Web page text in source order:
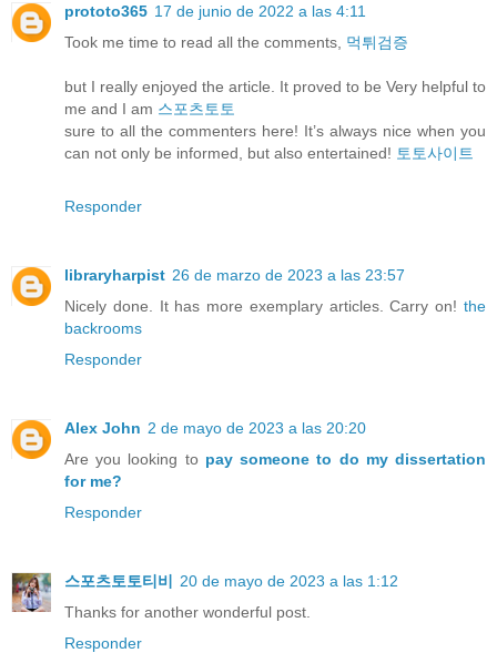
prototo365 17 de junio de 2022 a las 4:11
Took me time to read all the comments, 먹튀검증
but I really enjoyed the article. It proved to be Very helpful to
me and I am 스포츠토토
sure to all the commenters here! It’s always nice when you
can not only be informed, but also entertained! 토토사이트
Responder
libraryharpist 26 de marzo de 2023 a las 23:57
Nicely done. It has more exemplary articles. Carry on! the
backrooms
Responder
Alex John 2 de mayo de 2023 a las 20:20
Are you looking to pay someone to do my dissertation
for me?
Responder
스포츠토토티비 20 de mayo de 2023 a las 1:12
Thanks for another wonderful post.
Responder